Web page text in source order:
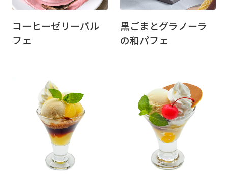
コーヒーゼリーパル
フェ
黒ごまとグラノーラ
の和パフェ